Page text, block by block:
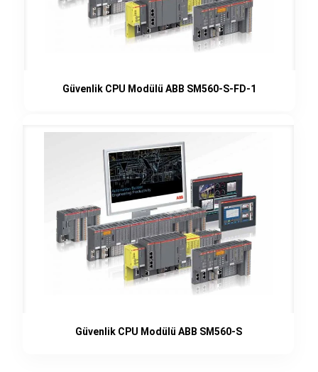
Güvenlik CPU Modülü ABB SM560-S-FD-1
Güvenlik CPU Modülü ABB SM560-S